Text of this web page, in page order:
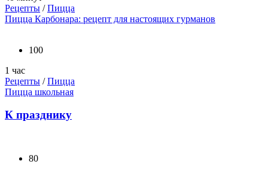
Рецепты /Пицца
Пицца Карбонара: рецепт для настоящих гурманов
100
1 час
Рецепты /Пицца
Пицца школьная
К празднику
80